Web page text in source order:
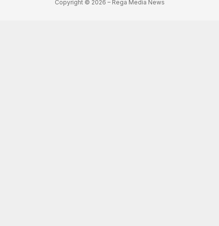
Copyright © 2026 – Rega Media News